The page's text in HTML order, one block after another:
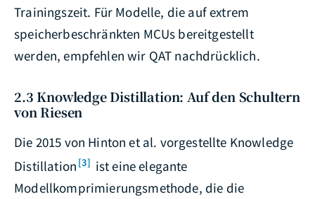
Trainingszeit. Für Modelle, die auf extrem
speicherbeschränkten MCUs bereitgestellt
werden, empfehlen wir QAT nachdrücklich.
2.3 Knowledge Distillation: Auf den Schultern
von Riesen
Die 2015 von Hinton et al. vorgestellte Knowledge
Distillation [3] ist eine elegante
Modellkomprimierungsmethode, die die